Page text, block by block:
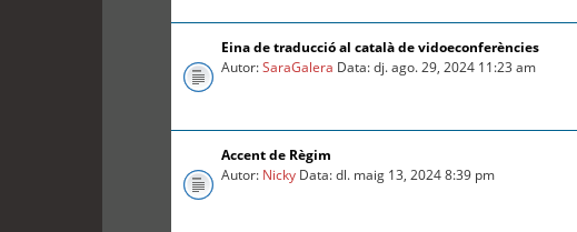
Eina de traducció al català de vidoeconferències
Autor:SaraGalera Data: dj. ago. 29, 2024 11:23 am
Accent de Règim
Autor: Nicky Data: dl. maig 13, 2024 8:39 pm